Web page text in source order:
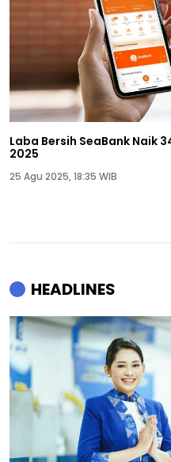
Laba Bersih SeaBank Naik
2025
25 Agu 2025, 18:35 WIB
HEADLINES